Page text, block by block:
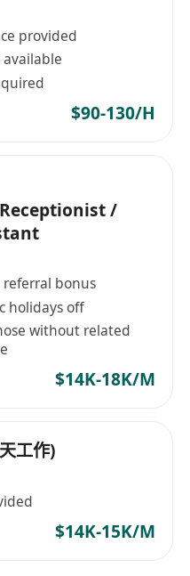
按月以銀行轉賬方式
傭條例》規定之法定
年假（按服務年資遞
購買強制性公積金
法例最低要求；
熟悉本地辦公流程、
核機制，表現優異且
優先考慮內部調遷或
provided
$90-130/H
Receptionist /
bonus
holidays off
without related
$14K-18K/M
工作)
$14K-15K/M